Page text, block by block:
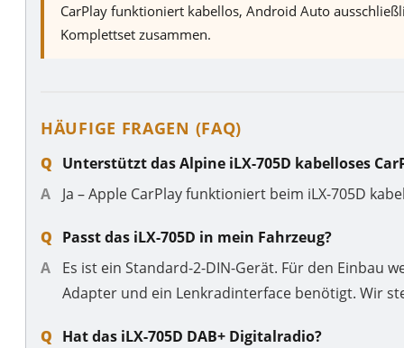
CarPlay funktioniert kabellos, Android Auto
Komplettset zusammen.
HÄUFIGE FRAGEN (FAQ)
Unterstützt das Alpine iLX-705D kabelloses
Ja – Apple CarPlay funktioniert beim iLX-705D
Passt das iLX-705D in mein Fahrzeug?
Es ist ein Standard-2-DIN-Gerät. Für den Einbau
Adapter und ein Lenkradinterface benötigt. Wir
Hat das iLX-705D DAB+ Digitalradio?